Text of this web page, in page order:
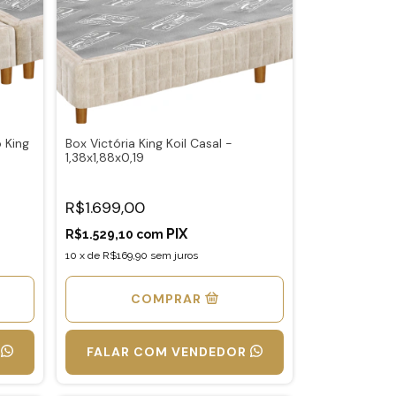
King
Box Victória King Koil Casal -
1,38x1,88x0,19
R$1.699,00
R$1.529,10 com
10 xde R$169,90 sem juros
COMPRAR
FALAR COM VENDEDOR